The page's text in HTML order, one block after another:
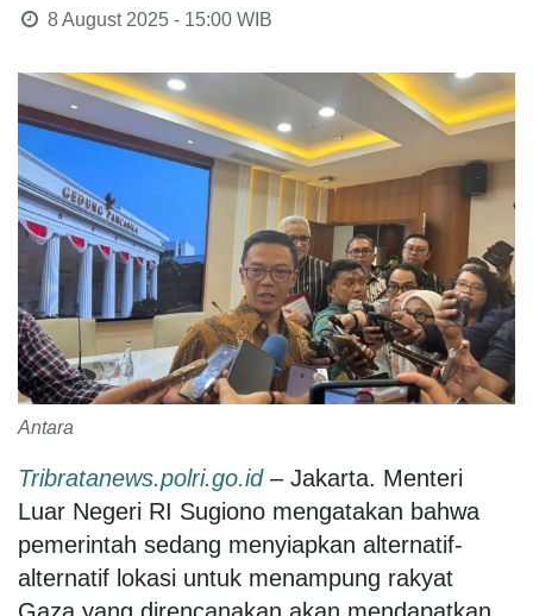
8 August 2025 - 15:00WIB
Antara
Tribratanews.polri.go.id– Jakarta. Menteri
Luar Negeri RI Sugiono mengatakan bahwa
pemerintah sedang menyiapkan alternatif-
alternatif lokasi untuk menampung rakyat